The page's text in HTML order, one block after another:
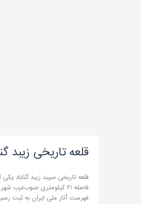
قلعه تاریخی زیبد
قلعه تاریخی سپید زیبد گناباد
فهرست آثار ملی ایران به ثبت